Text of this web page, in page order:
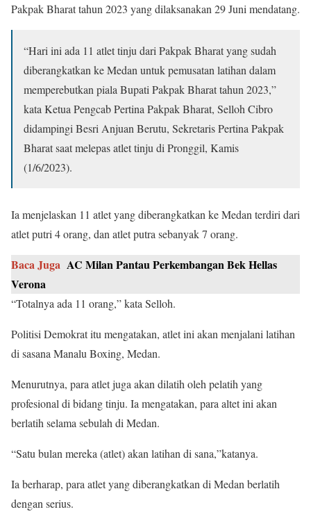
Pakpak Bharat tahun 2023 yang dilaksanakan 29 Juni mendatang.
“Hari ini ada 11 atlet tinju dari Pakpak Bharat yang sudah
diberangkatkan ke Medan untuk pemusatan latihan dalam
memperebutkan piala Bupati Pakpak Bharat tahun 2023,”
kata Ketua Pengcab Pertina Pakpak Bharat, Selloh Cibro
didampingi Besri Anjuan Berutu, Sekretaris Pertina Pakpak
Bharat saat melepas atlet tinju di Pronggil, Kamis
(1/6/2023).
Ia menjelaskan 11 atlet yang diberangkatkan ke Medan terdiri dari
atlet putri 4 orang, dan atlet putra sebanyak 7 orang.
Baca Juga AC Milan Pantau Perkembangan Bek Hellas
Verona
“Totalnya ada 11 orang,” kata Selloh.
Politisi Demokrat itu mengatakan, atlet ini akan menjalani latihan
di sasana Manalu Boxing, Medan.
Menurutnya, para atlet juga akan dilatih oleh pelatih yang
profesional di bidang tinju. Ia mengatakan, para altet ini akan
berlatih selama sebulah di Medan.
“Satu bulan mereka (atlet) akan latihan di sana,”katanya.
Ia berharap, para atlet yang diberangkatkan di Medan berlatih
dengan serius.